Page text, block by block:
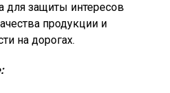
для защиты интересов
продукции и
на дорогах.